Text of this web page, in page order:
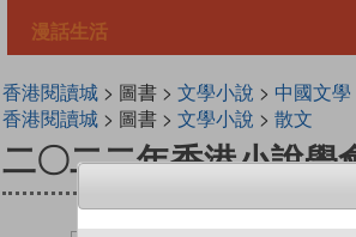
漫話生活
香港閱讀城> 圖書 > 文學小說 > 中國文學
香港閱讀城> 圖書 > 文學小說 > 散文
二〇二二年香港小說學